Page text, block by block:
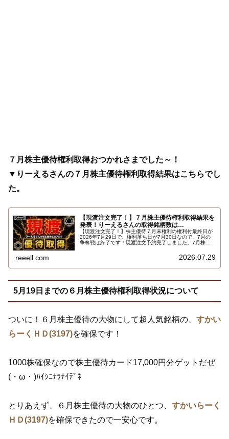
７月株主優待権利取得おつかれさまでした～！
▼りーえるさんの７月株主優待権利取得結果はこちらでし
た。
【現渡注文完了！】７月株主優待権利取得結果を
発表！りーえるさんの取得銘柄数は…
【現渡注文完了！】株主優待７月末権利の権利付最終日が
2026年7月29日で、権利落ち日が7月30日なので、7月の
争奪戦は終了です！現渡注文予約完了しました。7月株主
reeell.com 2026.07.29
5月19日までの６月株主優待権利取得状況について
ついに！６月株主優待の大物にして超人気銘柄の、 すかい
らーくＨＤ(3197)を確保です！
1000株確保なので株主優待カード17,000円分ゲットだぜ
(・ω・)ﾊｲｼﾆﾅﾗﾅｲﾃﾞﾈ
とりあえず、６月株主優待の大物のひとつ、 すかいらーく
ＨＤ(3197)を確保できたので一安心です。